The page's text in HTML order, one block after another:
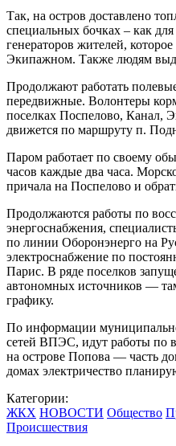
Так, на остров доставлено
специальных бочках – как
генераторов жителей,
Экипажном. Также людям
Продолжают работать
передвижные. Волонтеры
поселках Поспелово, Канал,
движется по маршруту п.
Паром работает по своему
часов каждые два часа.
причала на Поспелово и
Продолжаются работы по
энергоснабжения,
по линии Оборонэнерго на
электроснабжение по
Парис. В ряде поселков
автономных источников —
графику.
По информации
сетей ВПЭС, идут работы по
на острове Попова — часть
домах электричество
Категории:
ЖКХ НОВОСТИ Общество
Происшествия